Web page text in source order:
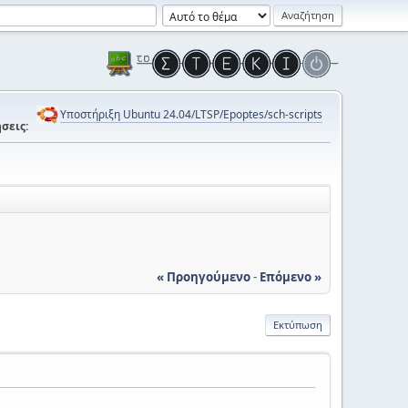
Υποστήριξη Ubuntu 24.04/LTSP/Epoptes/sch-scripts
« Προηγούμενο- Επόμενο »
Εκτύπωση